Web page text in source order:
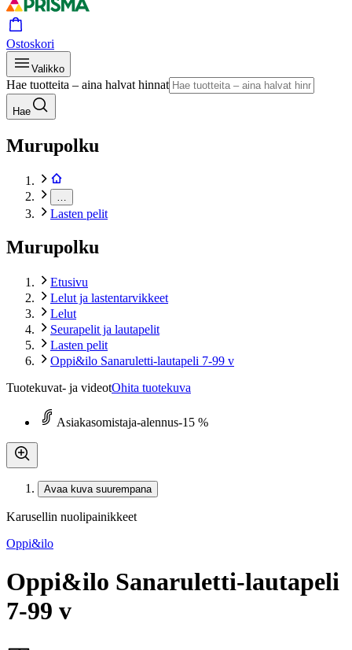
Ostoskori
Valikko
Hae tuotteita – aina halvat hinnat
Hae
Murupolku
Lasten pelit
Murupolku
Etusivu
Lelut ja lastentarvikkeet
Lelut
Seurapelit ja lautapelit
Lasten pelit
Oppi&ilo Sanaruletti-lautapeli 7-99 v
Tuotekuvat- ja videotOhita tuotekuva
Asiakasomistaja-alennus-15 %
Avaa kuva suurempana
Karusellin nuolipainikkeet
Oppi&ilo
Oppi&ilo Sanaruletti-lautapeli
7-99 v